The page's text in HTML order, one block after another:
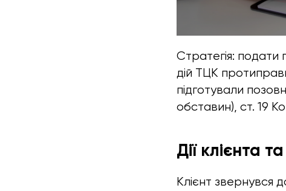
Стратегія: подати
дій ТЦК
підготували
обставин), ст. 19
Дії клієнта
Клієнт звернувся